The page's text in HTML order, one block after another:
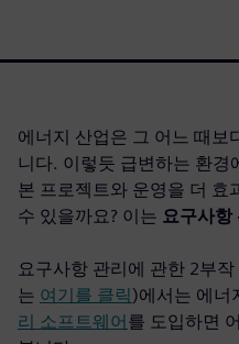
에너지 산업은 그 어느 때보
니다. 이렇듯 급변하는 환
본 프로젝트와 운영을 더 효
수 있을까요? 이는 요구사항
요구사항 관리에 관한 2부
는 여기를 클릭 )에서는 에너
리 소프트웨어 를 도입하면